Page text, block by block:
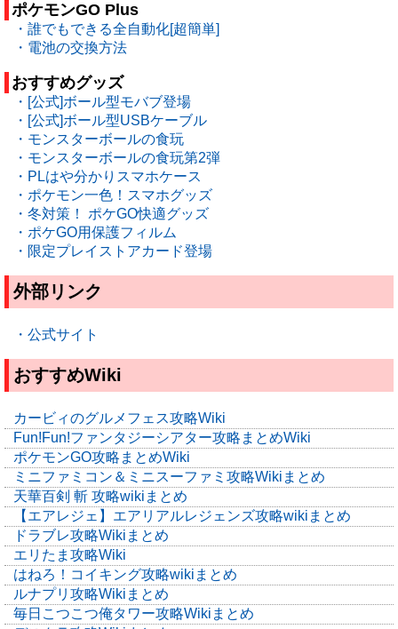
ポケモンGO Plus
・誰でもできる全自動化[超簡単]
・電池の交換方法
おすすめグッズ
・[公式]ボール型モバブ登場
・[公式]ボール型USBケーブル
・モンスターボールの食玩
・モンスターボールの食玩第2弾
・PLはや分かりスマホケース
・ポケモン一色！スマホグッズ
・冬対策！ ポケGO快適グッズ
・ポケGO用保護フィルム
・限定プレイストアカード登場
外部リンク
・公式サイト
おすすめWiki
カービィのグルメフェス攻略Wiki
Fun!Fun!ファンタジーシアター攻略まとめWiki
ポケモンGO攻略まとめWiki
ミニファミコン＆ミニスーファミ攻略Wikiまとめ
天華百剣 斬 攻略wikiまとめ
【エアレジェ】エアリアルレジェンズ攻略wikiまとめ
ドラブレ攻略Wikiまとめ
エリたま攻略Wiki
はねろ！コイキング攻略wikiまとめ
ルナプリ攻略Wikiまとめ
毎日こつこつ俺タワー攻略Wikiまとめ